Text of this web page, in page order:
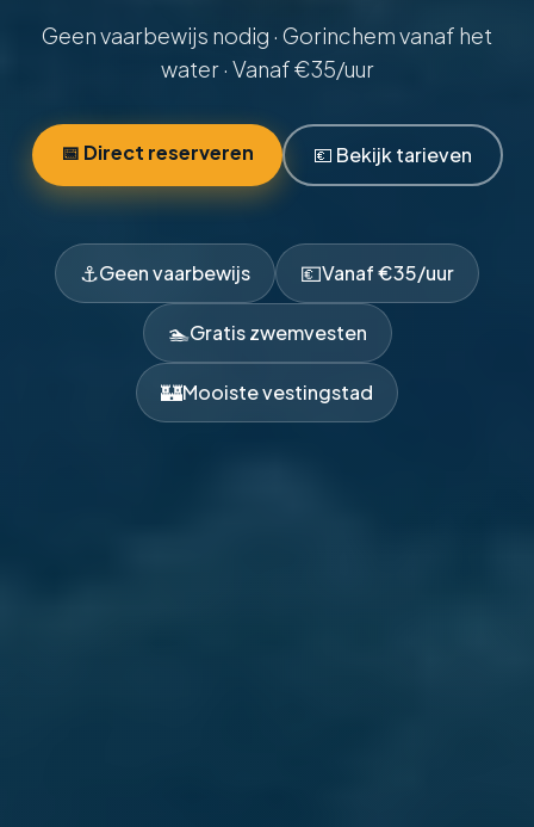
Geen vaarbewijs nodig · Gorinchem vanaf het
water · Vanaf €35/uur
📅 Direct reserveren 💶 Bekijk tarieven
⚓Geen vaarbewijs 💶Vanaf €35/uur
🏊Gratis zwemvesten
🏰Mooiste vestingstad